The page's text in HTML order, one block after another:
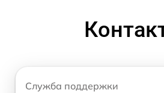
Служба поддержки